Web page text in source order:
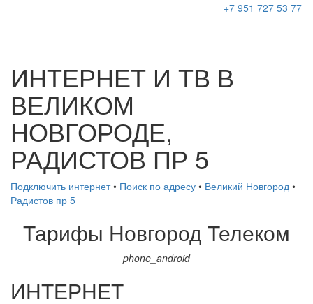
+7 951 727 53 77
ИНТЕРНЕТ И ТВ В
ВЕЛИКОМ
НОВГОРОДЕ,
РАДИСТОВ ПР 5
Подключить интернет• Поиск по адресу • Великий Новгород •
Радистов пр 5
Тарифы Новгород Телеком
phone_android
ИНТЕРНЕТ